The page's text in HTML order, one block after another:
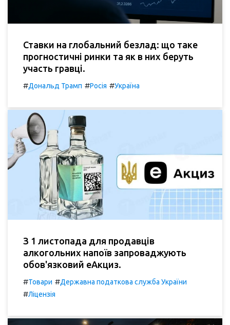
Ставки на глобальний безлад: що таке
прогностичні ринки та як в них беруть
участь гравці.
#Дональд Трамп #Росія #Україна
З 1 листопада для продавців
алкогольних напоїв запроваджують
обов'язковий еАкциз.
#Товари #Державна податкова служба України
#Ліцензія